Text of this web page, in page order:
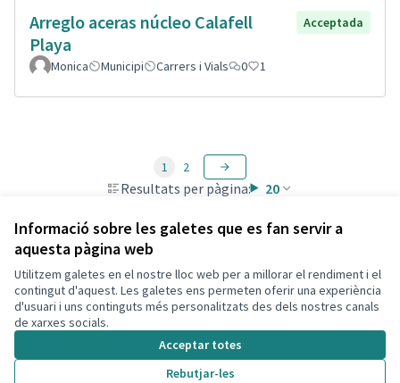
Informació sobre les galetes que es fan servir a
aquesta pàgina web
Utilitzem galetes en el nostre lloc web per a millorar el rendiment i el
contingut d'aquest. Les galetes ens permeten oferir una experiència
d'usuari i uns continguts més personalitzats des dels nostres canals
de xarxes socials.
Acceptar totes
Rebutjar-les
Arreglo aceras núcleo Calafell
Playa
Acceptada
Monica Municipi Carrers i Vials 0 1
Resultats per pàgina: 20
1 2
Termes i condicions d'ús
Configuració de les galetes
Decidim Calafell a X
(Enllaç extern)
Decidim Calafell a Facebook
Decidim Calafell a YouTube
Decidim Calafell a GitHub
(Enllaç extern)